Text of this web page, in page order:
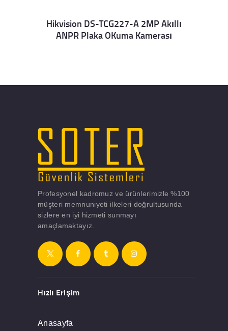
Details
Hikvision DS-TCG227-A 2MP Akıllı
ANPR Plaka OKuma Kamerası
Profesyonel kadromuz ve ürünlerimizle %100
müşteri memnuniyeti ilkeleri doğrultusunda
sizlere en iyi hizmeti sunmayı
amaçlamaktayız.
Hızlı Erişim
Anasayfa